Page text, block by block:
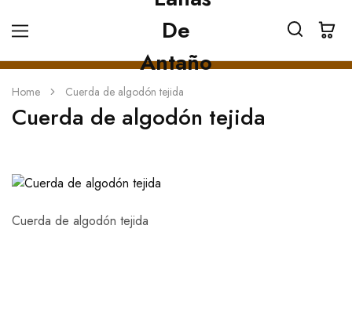
Home Cuerda de algodón tejida
Cuerda de algodón tejida
Cuerda de algodón tejida